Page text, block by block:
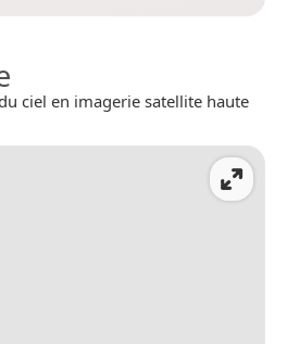
ciel en imagerie satellite haute